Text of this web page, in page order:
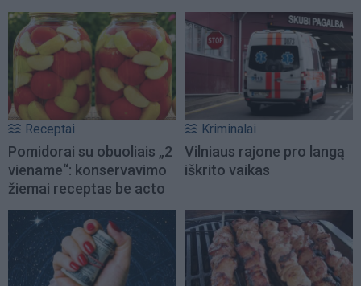
Receptai
Pomidorai su obuoliais „2
viename“: konservavimo
žiemai receptas be acto
Kriminalai
Vilniaus rajone pro langą
iškrito vaikas